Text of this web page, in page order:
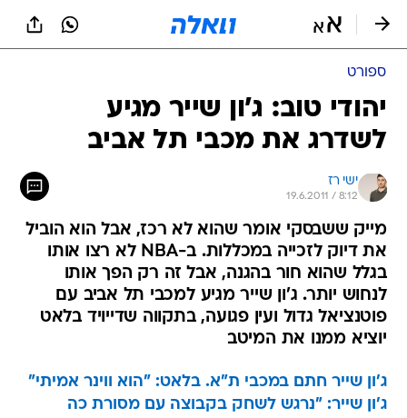
ספורט
יהודי טוב: ג'ון שייר מגיע
לשדרג את מכבי תל אביב
ישי רז
19.6.2011 / 8:12
מייק ששבסקי אומר שהוא לא רכז, אבל הוא הוביל
את דיוק לזכייה במכללות. ב-NBA לא רצו אותו
בגלל שהוא חור בהגנה, אבל זה רק הפך אותו
לנחוש יותר. ג'ון שייר מגיע למכבי תל אביב עם
פוטנציאל גדול ועין פגועה, בתקווה שדייויד בלאט
יוציא ממנו את המיטב
ג'ון שייר חתם במכבי ת"א. בלאט: "הוא ווינר אמיתי"
ג'ון שייר: "נרגש לשחק בקבוצה עם מסורת כה